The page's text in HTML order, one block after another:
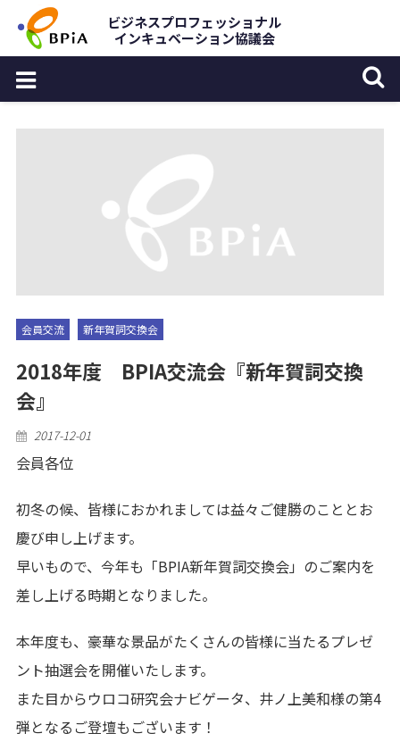
content
ビジネスプロフェッショナル
インキュベーション協議会
会員交流 新年賀詞交換会
2018年度 BPIA交流会『新年賀詞交換
会』
Posted
2017-12-01
会員各位
初冬の候、皆様におかれましては益々ご健勝のこととお
慶び申し上げます。
早いもので、今年も「BPIA新年賀詞交換会」のご案内を
差し上げる時期となりました。
本年度も、豪華な景品がたくさんの皆様に当たるプレゼ
ント抽選会を開催いたします。
また目からウロコ研究会ナビゲータ、井ノ上美和様の第4
弾となるご登壇もございます！